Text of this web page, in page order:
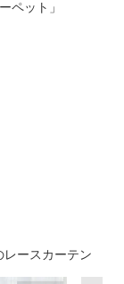
ペット」
ースカーテン